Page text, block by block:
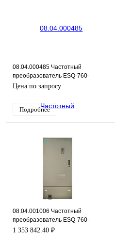
08.04.000485 Частотный
преобразователь ESQ-760-
4T0450G/0550P, 380В, 45кВт,
Цена по запросу
Подробнее
08.04.001006 Частотный
преобразователь ESQ-760-
4T4500G/5000P, 380В, 450кВт,
1 353 842.40 ₽